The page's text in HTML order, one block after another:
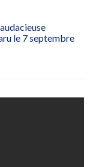
le 7 septembre